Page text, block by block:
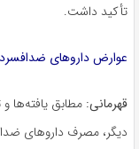
تأکید داشت.
عوارض داروهای
قهرمانی: مطابق یافته‌ها
دیگر، مصرف داروهای